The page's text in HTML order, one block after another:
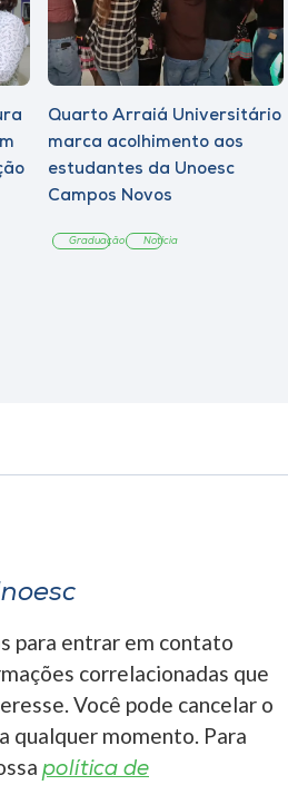
Quarto Arraiá Universitário
marca acolhimento aos
estudantes da Unoesc
Campos Novos
Graduação Notícia
para entrar em contato
correlacionadas que
Você pode cancelar o
qualquer momento. Para
política de